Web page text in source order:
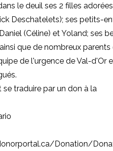
le deuil ses 2 filles
Deschatelets); ses petits-
(Céline) et Yoland; ses
que de nombreux parents
de l'urgence de Val-d'Or
traduire par un don à la
Donation/